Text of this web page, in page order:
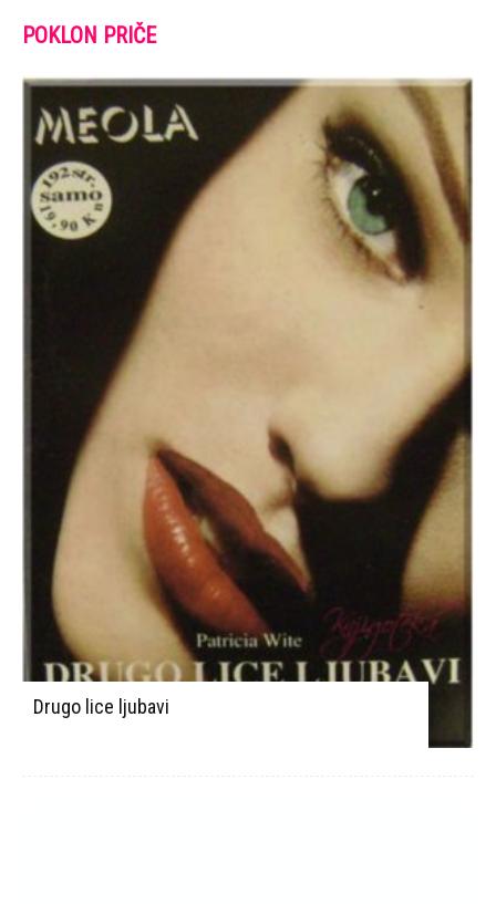
POKLON PRIČE
Drugo lice ljubavi